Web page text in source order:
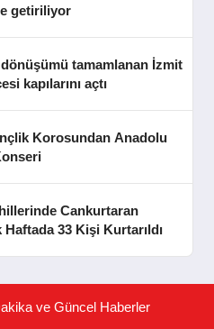
getiriliyor
dönüşümü tamamlanan İzmit
kapılarını açtı
Korosundan Anadolu
Cankurtaran
33 Kişi Kurtarıldı
ve Güncel Haberler